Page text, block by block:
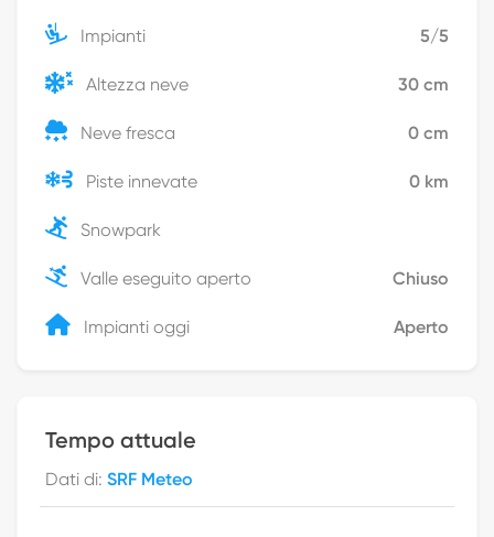
Impianti 5/5
Altezza neve 30 cm
Neve fresca 0 cm
Piste innevate 0 km
Snowpark
Valle eseguito aperto Chiuso
Impianti oggi Aperto
Tempo attuale
Dati di: SRF Meteo